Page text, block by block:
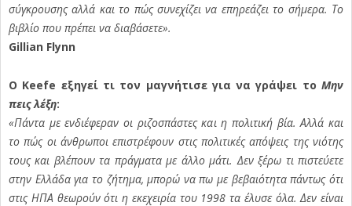
σύγκρουσης αλλά και το πώς συνεχίζει να επηρεάζει το σήμερα. Το
βιβλίο που πρέπει να διαβάσετε».
Gillian Flynn
Ο Keefe εξηγεί τι τον μαγνήτισε για να γράψει τοΜην
πεις λέξη:
«Πάντα με ενδιέφεραν οι ριζοσπάστες και η πολιτική βία. Αλλά και
το πώς οι άνθρωποι επιστρέφουν στις πολιτικές απόψεις της νιότης
τους και βλέπουν τα πράγματα με άλλο μάτι. Δεν ξέρω τι πιστεύετε
στην Ελλάδα για το ζήτημα, μπορώ να πω με βεβαιότητα πάντως ότι
στις ΗΠΑ θεωρούν ότι η εκεχειρία του 1998 τα έλυσε όλα. Δεν είναι